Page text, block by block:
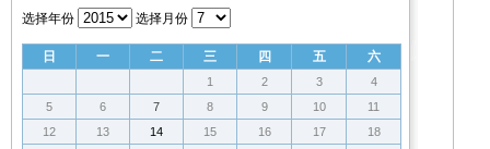
选择年份 选择月份
日 一 二 三 四 五 六
1 2 3
4
5
6 7 8 9 10
11
12
13 14 15 16 17
18